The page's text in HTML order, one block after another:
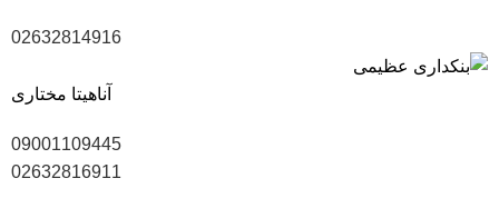
02632814916
آناهیتا مختاری
09001109445
02632816911